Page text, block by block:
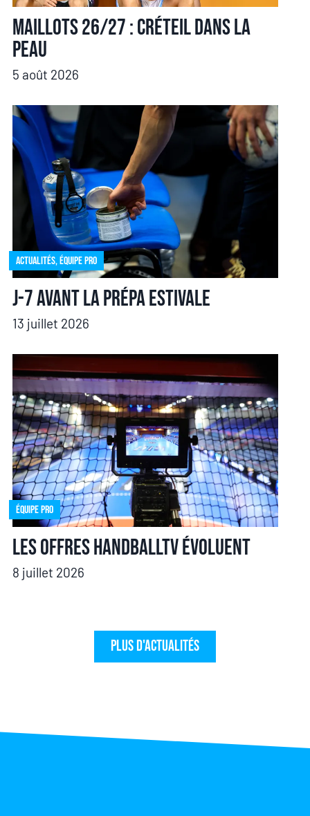
Maillots 26/27 : Créteil dans la
peau
5 août 2026
Actualités,Équipe pro
J-7 avant la prépa estivale
13 juillet 2026
Équipe pro
Les offres HandballTV évoluent
8 juillet 2026
Plus d'actualités